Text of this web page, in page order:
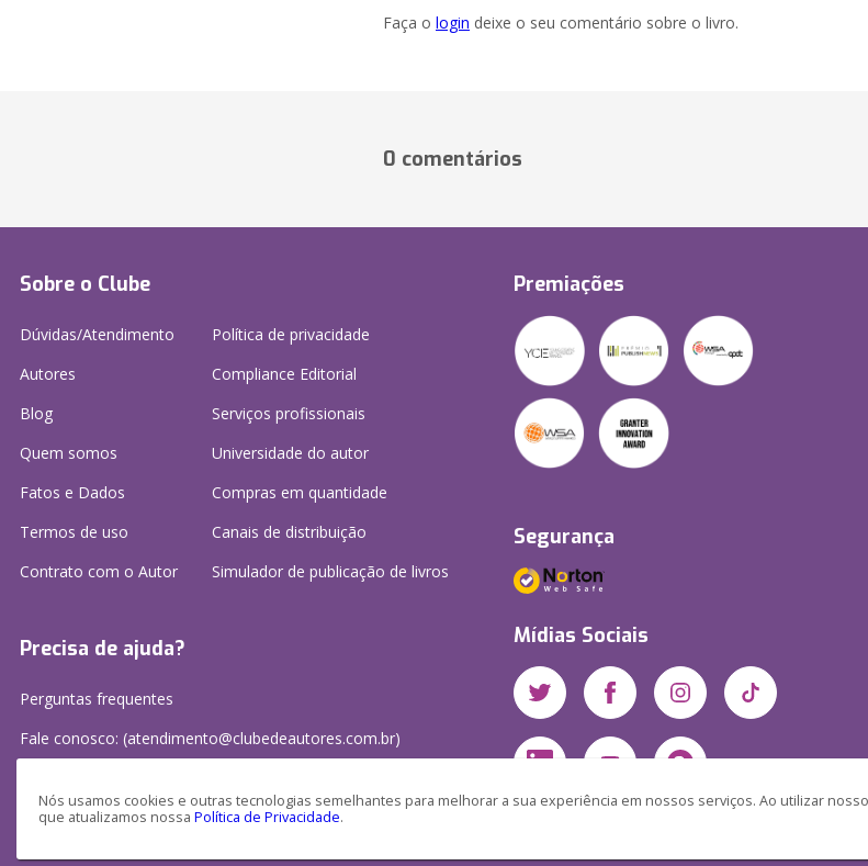
Nós usamos cookies e outras tecnologias semelhantes para melhorar a sua experiência em nossos serviços. Ao utilizar
que atualizamos nossa Política de Privacidade.
Faça o login deixe o seu comentário sobre o livro.
0 comentários
Sobre o Clube
Dúvidas/Atendimento
Autores
Blog
Quem somos
Fatos e Dados
Termos de uso
Contrato com o Autor
Política de privacidade
Compliance Editorial
Serviços profissionais
Universidade do autor
Compras em quantidade
Canais de distribuição
Simulador de publicação de livros
Precisa de ajuda?
Perguntas frequentes
Fale conosco: (atendimento@clubedeautores.com.br)
Premiações
Segurança
Mídias Sociais
Clube de Autores Publicações S/A - CNPJ: 16.779.786/0001-27